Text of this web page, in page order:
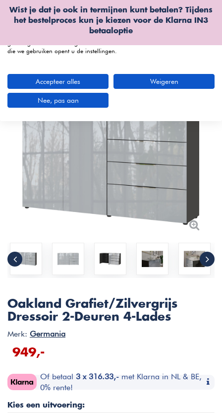
Wist je dat je ook in termijnen kunt betalen? Tijdens
het bestelproces kun je kiezen voor de Klarna IN3
betaaloptie
Oakland Grafiet/Zilvergrijs
Dressoir 2-Deuren 4-Lades
Merk: Germania
949,-
Of betaal 3 x 316.33,- met Klarna in NL & BE,
0% rente!
Kies een uitvoering:
Wij gebruiken cookies
We kunnen deze plaatsen voor analyse van onze bezoekersgegevens, om
onze website te verbeteren, gepersonaliseerde inhoud te tonen en om u een
die we gebruiken opent u de instellingen.
Accepteer alles Weigeren
Nee, pas aan